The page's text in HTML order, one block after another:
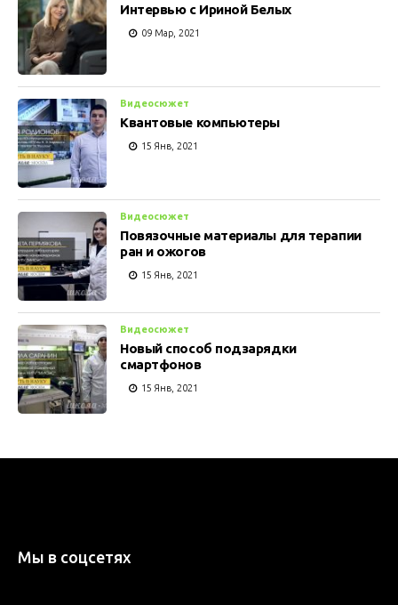
Интервью с Ириной Белых
09 Мар, 2021
Видеосюжет
Квантовые компьютеры
15 Янв, 2021
Видеосюжет
Повязочные материалы для терапии
ран и ожогов
15 Янв, 2021
Видеосюжет
Новый способ подзарядки
смартфонов
15 Янв, 2021
Мы в соцсетях